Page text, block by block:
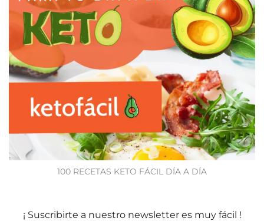
100 RECETAS KETO FÁCIL DÍA A DÍA
¡ Suscribirte a nuestro newsletter es muy fácil !